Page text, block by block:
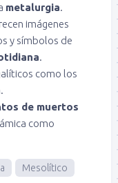
metalurgia.
imágenes
y símbolos de
.
como los
de muertos
como
Mesolítico